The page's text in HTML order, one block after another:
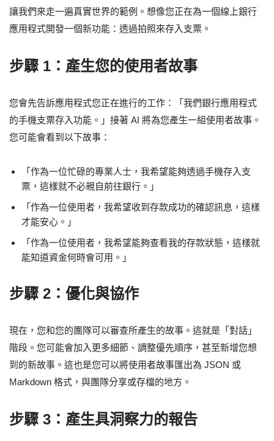
讓我們來走一遍真實世界的範例。想像您正在為一個線上銀行
應用程式開發一個新功能：透過拍照來存入支票。
步驟 1：產生您的使用者故事
您會先告訴應用程式您正在進行的工作：「我們銀行應用程式
的手機支票存入功能。」接著 AI 將為您產生一組使用者故事。
您可能會看到以下故事：
「作為一位忙碌的專業人士，我希望能夠透過手機存入支
票，這樣就不必親自前往銀行。」
「作為一位使用者，我希望收到存款成功的確認訊息，這樣
才能安心。」
「作為一位使用者，我希望能夠查看我的存款狀態，這樣就
能知道資金何時會可用。」
步驟 2：優化與協作
現在，您和您的團隊可以審查所產生的故事。這就是「對話」
階段。您可能會加入更多細節、調整優先順序，甚至新增您想
到的新故事。這也是您可以將使用者故事匯出為 JSON 或
Markdown 格式，與團隊分享或存檔的地方。
步驟 3：產生具洞察力的報告